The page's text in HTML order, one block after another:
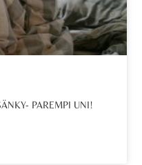
PAREMPI UNI!